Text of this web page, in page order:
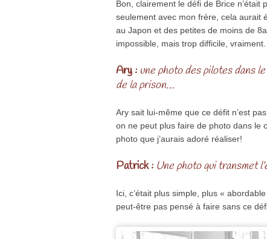
Bon, clairement le défi de Brice n’était
seulement avec mon frère, cela aurait
au Japon et des petites de moins de
impossible, mais trop difficile, vraiment.
Ary : une photo des pilotes dans
de la prison…
Ary sait lui-même que ce défit n’est
on ne peut plus faire de photo dans le
photo que j’aurais adoré réaliser!
Patrick : Une photo qui transmet
Ici, c’était plus simple, plus «
peut-être pas pensé à faire sans ce